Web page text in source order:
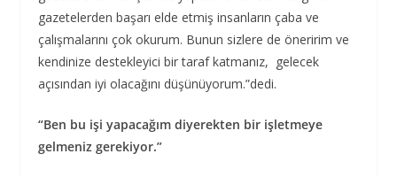
gazetelerden başarı elde etmiş insanların çaba ve
çalışmalarını çok okurum. Bunun sizlere de öneririm ve
kendinize destekleyici bir taraf katmanız, gelecek
açısından iyi olacağını düşünüyorum.”dedi.
“Ben bu işi yapacağım diyerekten bir işletmeye
gelmeniz gerekiyor.”